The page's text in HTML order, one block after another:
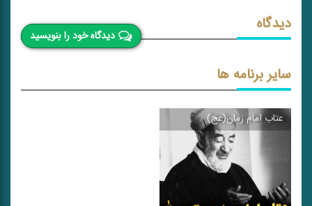
دیدگاه خود را بنویسید
دیدگاه
سایر برنامه ها
عتاب امام زمان(عج)\